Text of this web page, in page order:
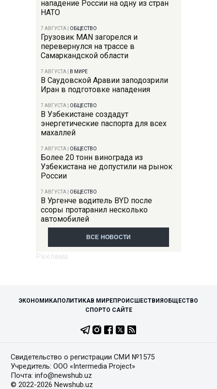
нападение России на одну из стран
НАТО
7 АВГУСТА ОБЩЕСТВО
Грузовик MAN загорелся и
перевернулся на трассе в
Самаркандской области
7 АВГУСТА В МИРЕ
В Саудовской Аравии заподозрили
Иран в подготовке нападения
7 АВГУСТА ОБЩЕСТВО
В Узбекистане создадут
энергетические паспорта для всех
махаллей
7 АВГУСТА ОБЩЕСТВО
Более 20 тонн винограда из
Узбекистана не допустили на рынок
России
7 АВГУСТА ОБЩЕСТВО
В Ургенче водитель BYD после
ссоры протаранил несколько
автомобилей
ВСЕ НОВОСТИ
ЭКОНОМИКАПОЛИТИКАВ МИРЕПРОИСШЕСТВИЯОБЩЕСТВО
СПОРТО САЙТЕ
Свидетельство о регистрации СМИ №1575
Учредитель: ООО «Intermedia Project»
Почта: info@newshub.uz
© 2022-2026 Newshub.uz